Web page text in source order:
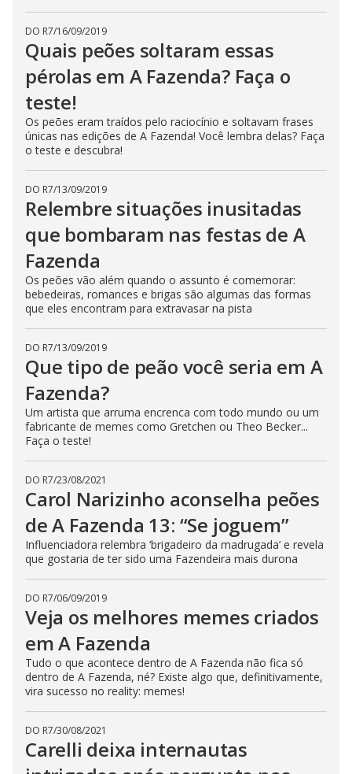
DO R7/16/09/2019
Quais peões soltaram essas
pérolas em A Fazenda? Faça o
teste!
Os peões eram traídos pelo raciocínio e soltavam frases
únicas nas edições de A Fazenda! Você lembra delas? Faça
o teste e descubra!
DO R7/13/09/2019
Relembre situações inusitadas
que bombaram nas festas de A
Fazenda
Os peões vão além quando o assunto é comemorar:
bebedeiras, romances e brigas são algumas das formas
que eles encontram para extravasar na pista
DO R7/13/09/2019
Que tipo de peão você seria em A
Fazenda?
Um artista que arruma encrenca com todo mundo ou um
fabricante de memes como Gretchen ou Theo Becker...
Faça o teste!
DO R7/23/08/2021
Carol Narizinho aconselha peões
de A Fazenda 13: “Se joguem”
Influenciadora relembra ‘brigadeiro da madrugada’ e revela
que gostaria de ter sido uma Fazendeira mais durona
DO R7/06/09/2019
Veja os melhores memes criados
em A Fazenda
Tudo o que acontece dentro de A Fazenda não fica só
dentro de A Fazenda, né? Existe algo que, definitivamente,
vira sucesso no reality: memes!
DO R7/30/08/2021
Carelli deixa internautas